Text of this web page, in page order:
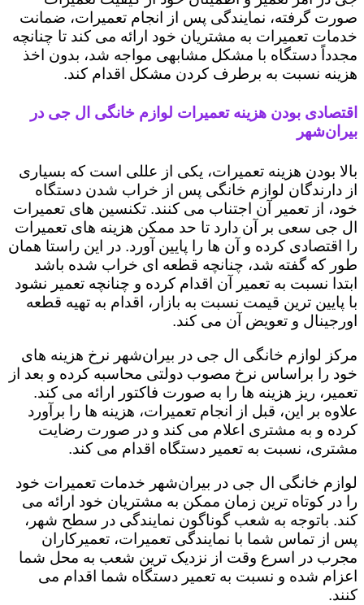
صورت گرفته، نمایندگی پس از انجام تعمیرات، ضمانت
خدمات تعمیرات به مشتریان خود ارائه می کند تا چنانچه
مجدداً دستگاه با مشکل مشابهی مواجه شد، بدون اخذ
هزینه نسبت به برطرف کردن مشکل اقدام کند.
اقتصادی بودن هزینه تعمیرات لوازم خانگی ال جی در
بیران‌شهر
بالا بودن هزینه تعمیرات، یکی از عللی است که بسیاری
از دارندگان لوازم خانگی پس از خراب شدن دستگاه
خود، از تعمیر آن اجتناب می کنند. تکنسین های تعمیرات
ال جی سعی بر آن دارد تا حد ممکن هزینه های تعمیرات
را اقتصادی کرده و آن ها را پایین آورد. در این راستا همان
طور که گفته شد، چنانچه قطعه ای خراب شده باشد
ابتدا نسبت به تعمیر آن اقدام کرده و چنانچه تعمیر نشود
با پایین ترین قیمت نسبت به بازار، اقدام به تهیه قطعه
اورجینال و تعویض آن می کند.
مرکز لوازم خانگی ال جی در بیران‌شهر نرخ هزینه های
خود را براساس نرخ مصوب دولتی محاسبه کرده و بعد از
تعمیر، ریز هزینه ها را به صورت فاکتور ارائه می کند.
علاوه بر این، قبل از انجام تعمیرات، هزینه ها را برآورد
کرده و به مشتری اعلام می کند و در صورت رضایت
مشتری، نسبت به تعمیر دستگاه اقدام می کند.
لوازم خانگی ال جی در بیران‌شهر خدمات تعمیرات خود
را در کوتاه ترین زمان ممکن به مشتریان خود ارائه می
کند. باتوجه به شعب گوناگون نمایندگی در سطح شهر،
پس از تماس شما با نمایندگی تعمیرات، تعمیرکاران
مجرب در اسرع وقت از نزدیک ترین شعب به محل شما
اعزام شده و نسبت به تعمیر دستگاه شما اقدام می
کنند.